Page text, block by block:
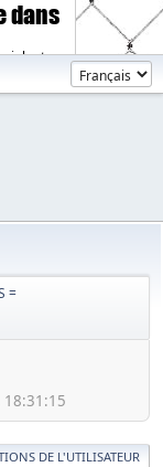
dans
violents.
=
18:31:15
DE L'UTILISATEUR